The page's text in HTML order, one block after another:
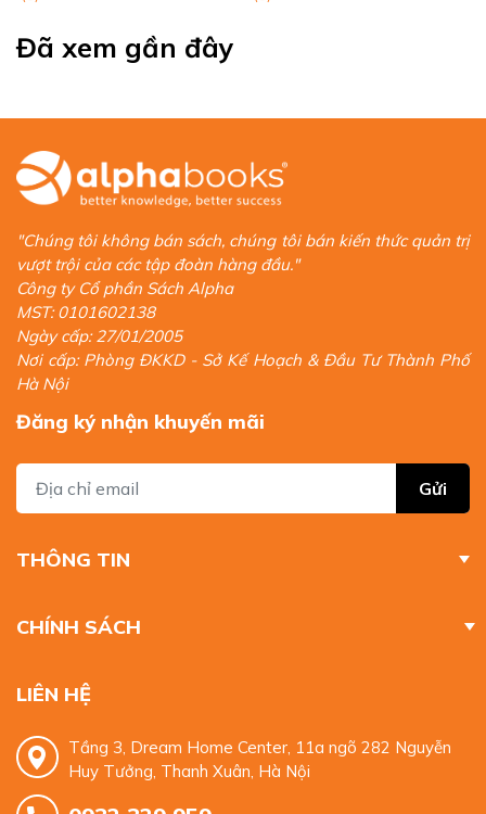
Đã xem gần đây
"Chúng tôi không bán sách, chúng tôi bán kiến thức quản trị
vượt trội của các tập đoàn hàng đầu."
Công ty Cổ phần Sách Alpha
MST: 0101602138
Ngày cấp: 27/01/2005
Nơi cấp: Phòng ĐKKD - Sở Kế Hoạch & Đầu Tư Thành Phố
Hà Nội
Đăng ký nhận khuyến mãi
Gửi
THÔNG TIN
CHÍNH SÁCH
LIÊN HỆ
Tầng 3, Dream Home Center, 11a ngõ 282 Nguyễn
Huy Tưởng, Thanh Xuân, Hà Nội